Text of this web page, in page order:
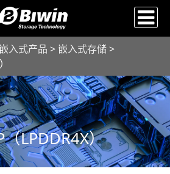
入式产品 >嵌入式存储>
LPDDR4X）